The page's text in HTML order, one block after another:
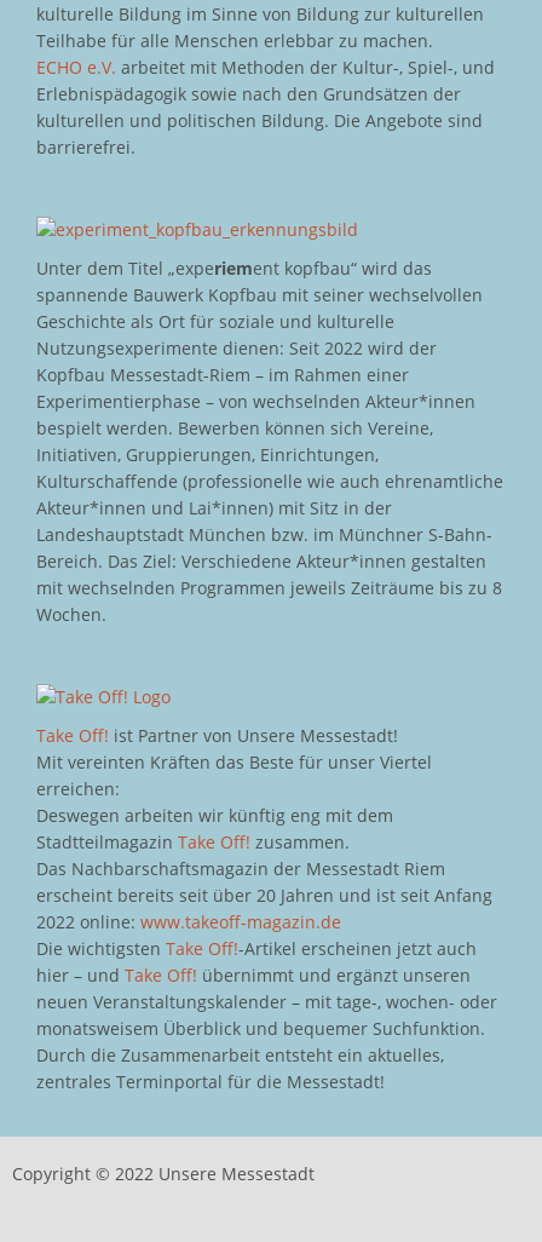
kulturelle Bildung im Sinne von Bildung zur kulturellen
Teilhabe für alle Menschen erlebbar zu machen.
ECHO e.V. arbeitet mit Methoden der Kultur-, Spiel-, und
Erlebnispädagogik sowie nach den Grundsätzen der
kulturellen und politischen Bildung. Die Angebote sind
barrierefrei.
Unter dem Titel „experiement kopfbau“ wird das
spannende Bauwerk Kopfbau mit seiner wechselvollen
Geschichte als Ort für soziale und kulturelle
Nutzungsexperimente dienen: Seit 2022 wird der
Kopfbau Messestadt-Riem – im Rahmen einer
Experimentierphase – von wechselnden Akteur*innen
bespielt werden. Bewerben können sich Vereine,
Initiativen, Gruppierungen, Einrichtungen,
Kulturschaffende (professionelle wie auch ehrenamtliche
Akteur*innen und Lai*innen) mit Sitz in der
Landeshauptstadt München bzw. im Münchner S-Bahn-
Bereich. Das Ziel: Verschiedene Akteur*innen gestalten
mit wechselnden Programmen jeweils Zeiträume bis zu 8
Wochen.
Take Off! ist Partner von Unsere Messestadt!
Mit vereinten Kräften das Beste für unser Viertel
erreichen:
Deswegen arbeiten wir künftig eng mit dem
Stadtteilmagazin Take Off! zusammen.
Das Nachbarschaftsmagazin der Messestadt Riem
erscheint bereits seit über 20 Jahren und ist seit Anfang
2022 online: www.takeoff-magazin.de
Die wichtigsten Take Off!-Artikel erscheinen jetzt auch
hier – und Take Off! übernimmt und ergänzt unseren
neuen Veranstaltungskalender – mit tage-, wochen- oder
monatsweisem Überblick und bequemer Suchfunktion.
Durch die Zusammenarbeit entsteht ein aktuelles,
zentrales Terminportal für die Messestadt!
Copyright © 2022 Unsere Messestadt